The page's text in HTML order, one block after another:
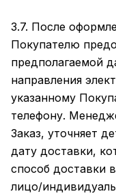
3.7. После
Покупателю
предполагаемой
направления
указанному
телефону.
Заказ, уточняет
дату доставки,
способ доставки
лицо/